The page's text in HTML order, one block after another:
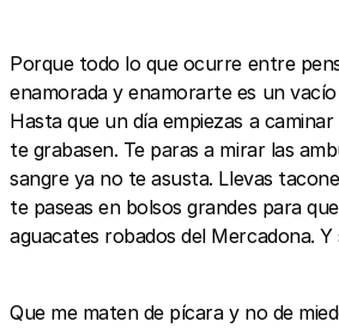
Porque todo lo que ocurre entre
enamorada y enamorarte es un
Hasta que un día empiezas a
te grabasen. Te paras a mirar las
sangre ya no te asusta. Llevas
te paseas en bolsos grandes para
aguacates robados del Mercadona.
Que me maten de pícara y no de